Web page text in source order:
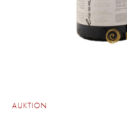
AUKTION